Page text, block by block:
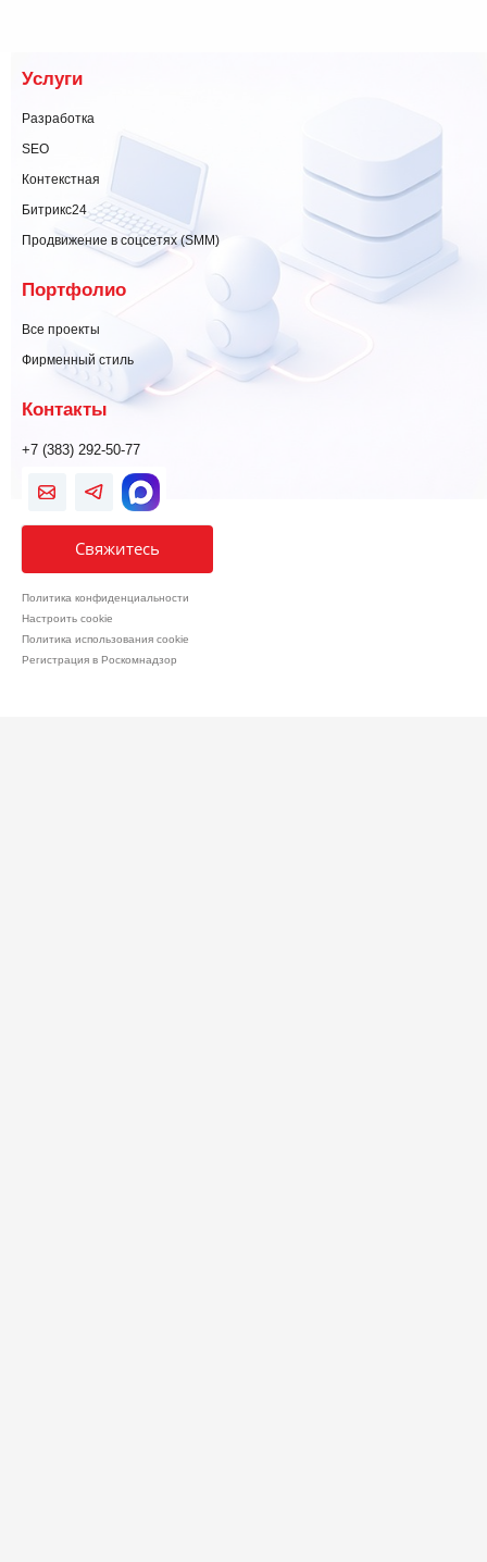
Услуги
Разработка
SEO
Контекстная
Битрикс24
Продвижение в соцсетях (SMM)
Портфолио
Все проекты
Фирменный стиль
Контакты
+7 (383) 292-50-77
Свяжитесь
Политика конфиденциальности
Настроить cookie
Политика использования cookie
Регистрация в Роскомнадзор